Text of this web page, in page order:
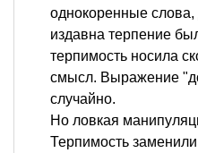
однокоренные слова,
издавна терпение
терпимость носила
смысл. Выражение
случайно.
Но ловкая
Терпимость